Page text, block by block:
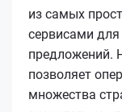
из самых
сервисами
предложений.
позволяет
множества